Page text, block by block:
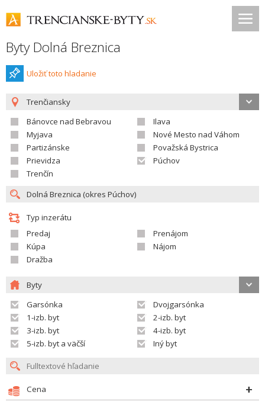
Byty Dolná Breznica
Uložiť toto hladanie
Trenčiansky
Bánovce nad Bebravou
Ilava
Myjava
Nové Mesto nad Váhom
Partizánske
Považská Bystrica
Prievidza
Púchov
Trenčín
Typ inzerátu
Predaj
Prenájom
Kúpa
Nájom
Dražba
Byty
Garsónka
Dvojgarsónka
1-izb. byt
2-izb. byt
3-izb. byt
4-izb. byt
5-izb. byt a väčší
Iný byt
Cena